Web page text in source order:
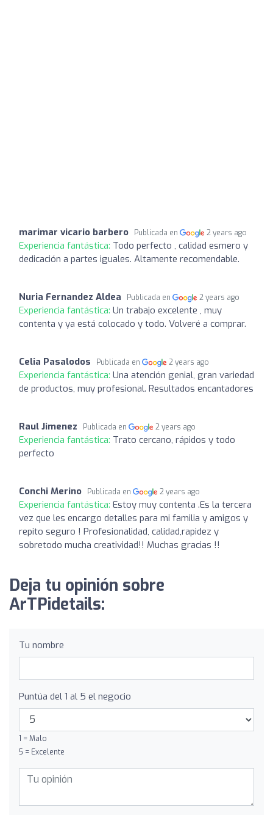
marimar vicario barbero Publicada en 2 years ago
Experiencia fantástica: Todo perfecto , calidad esmero y
dedicación a partes iguales. Altamente recomendable.
Nuria Fernandez Aldea Publicada en 2 years ago
Experiencia fantástica: Un trabajo excelente , muy
contenta y ya está colocado y todo. Volveré a comprar.
Celia Pasalodos Publicada en 2 years ago
Experiencia fantástica: Una atención genial, gran variedad
de productos, muy profesional. Resultados encantadores
Raul Jimenez Publicada en 2 years ago
Experiencia fantástica: Trato cercano, rápidos y todo
perfecto
Conchi Merino Publicada en 2 years ago
Experiencia fantástica: Estoy muy contenta .Es la tercera
vez que les encargo detalles para mi familia y amigos y
repito seguro ! Profesionalidad, calidad,rapidez y
sobretodo mucha creatividad!! Muchas gracias !!
Deja tu opinión sobre
ArTPidetails:
Tu nombre
Puntúa del 1 al 5 el negocio
1 = Malo
5 = Excelente